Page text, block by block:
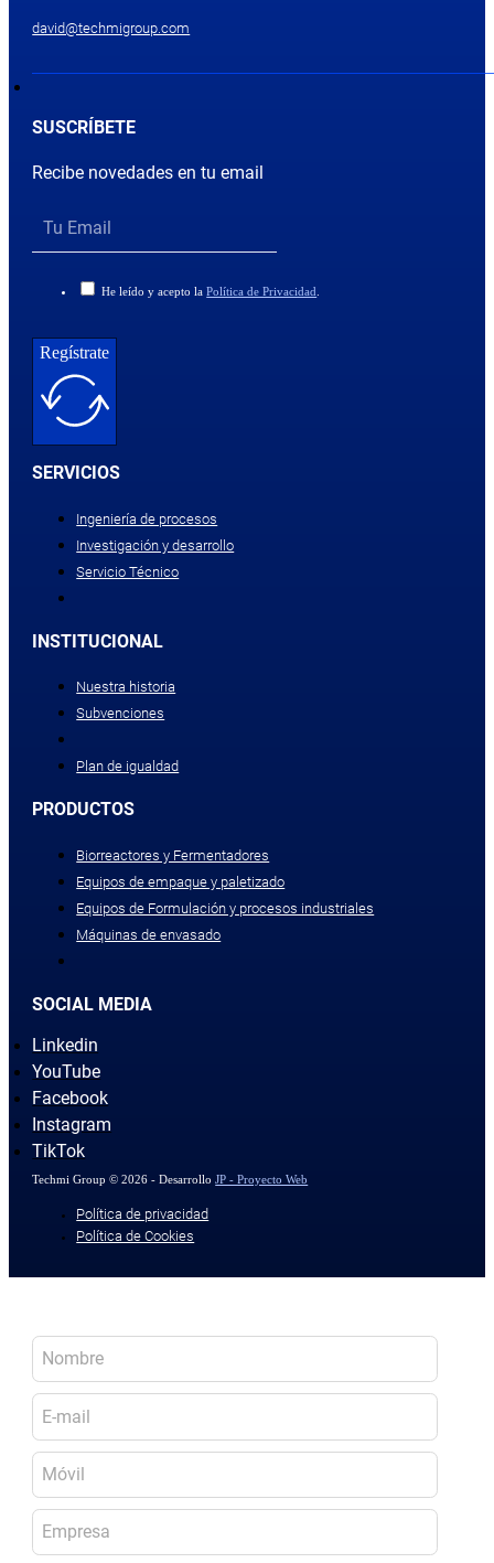
david@techmigroup.com
SUSCRÍBETE
Recibe novedades en tu email
He leído y acepto laPolítica de Privacidad
Regístrate
SERVICIOS
Ingeniería de procesos
Investigación y desarrollo
Servicio Técnico
INSTITUCIONAL
Nuestra historia
Subvenciones
Plan de igualdad
PRODUCTOS
Biorreactores y Fermentadores
Equipos de empaque y paletizado
Equipos de Formulación y procesos industriales
Máquinas de envasado
SOCIAL MEDIA
Linkedin
YouTube
Facebook
Instagram
TikTok
Techmi Group © 2026 - DesarrolloJP - Proyecto Web
Política de privacidad
Política de Cookies